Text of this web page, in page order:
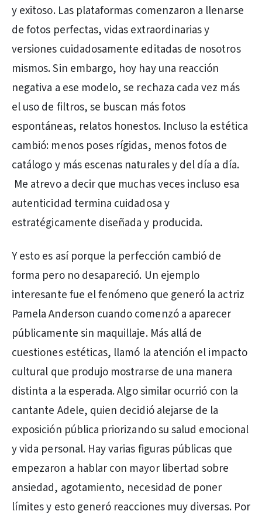
y exitoso. Las plataformas comenzaron a llenarse
de fotos perfectas, vidas extraordinarias y
versiones cuidadosamente editadas de nosotros
mismos. Sin embargo, hoy hay una reacción
negativa a ese modelo, se rechaza cada vez más
el uso de filtros, se buscan más fotos
espontáneas, relatos honestos. Incluso la estética
cambió: menos poses rígidas, menos fotos de
catálogo y más escenas naturales y del día a día.
Me atrevo a decir que muchas veces incluso esa
autenticidad termina cuidadosa y
estratégicamente diseñada y producida.
Y esto es así porque la perfección cambió de
forma pero no desapareció. Un ejemplo
interesante fue el fenómeno que generó la actriz
Pamela Anderson cuando comenzó a aparecer
públicamente sin maquillaje. Más allá de
cuestiones estéticas, llamó la atención el impacto
cultural que produjo mostrarse de una manera
distinta a la esperada. Algo similar ocurrió con la
cantante Adele, quien decidió alejarse de la
exposición pública priorizando su salud emocional
y vida personal. Hay varias figuras públicas que
empezaron a hablar con mayor libertad sobre
ansiedad, agotamiento, necesidad de poner
límites y esto generó reacciones muy diversas. Por